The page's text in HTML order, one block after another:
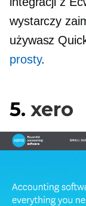
wystarczy
używasz
prosty.
5. xero